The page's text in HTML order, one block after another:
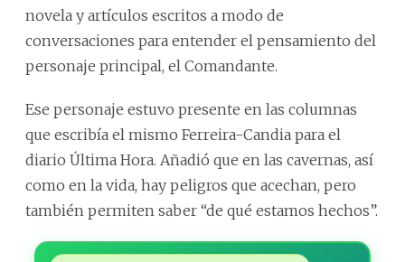
novela y artículos escritos a modo de
conversaciones para entender el pensamiento del
personaje principal, el Comandante.
Ese personaje estuvo presente en las columnas
que escribía el mismo Ferreira-Candia para el
diario Última Hora. Añadió que en las cavernas, así
como en la vida, hay peligros que acechan, pero
también permiten saber “de qué estamos hechos”.